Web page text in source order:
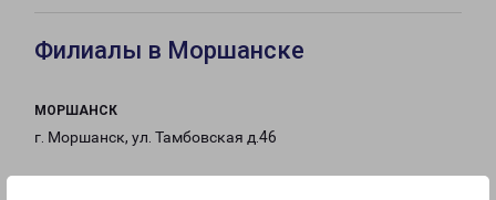
Филиалы в Моршанске
МОРШАНСК
г. Моршанск, ул. Тамбовская д.46